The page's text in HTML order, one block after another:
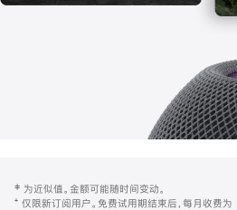
页
注
‡ 为近似值。金额可能随时间变动。
⁺ 仅限新订阅用户。免费试用期结束后，每月收费